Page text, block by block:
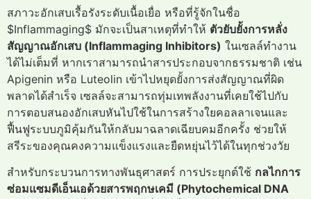
สภาวะอักเสบเรื้อรังระดับเนื้อเยื่อ หรือที่รู้จักในชื่อ
$Inflammaging$ มักจะเป็นสาเหตุที่ทำให้ ตัวยับยั้งการหลั่ง
สัญญาณอักเสบ (Inflammaging Inhibitors) ในเซลล์ทำงาน
ได้ไม่เต็มที่ หากเราสามารถนำสารประกอบจากธรรมชาติ เช่น
Apigenin หรือ Luteolin เข้าไปหยุดยั้งการส่งสัญญาณที่ผิด
พลาดได้สำเร็จ เซลล์จะสามารถทุ่มเทพลังงานที่เคยใช้ไปกับ
การตอบสนองอักเสบหันไปใช้ในการสร้างใยคอลลาเจนและ
ฟื้นฟูระบบภูมิคุ้มกันให้กลับมาฉลาดเฉียบคมอีกครั้ง ช่วยให้
สรีระของคุณคงความแข็งแรงและยืดหยุ่นไว้ได้ในทุกช่วงวัย
สำหรับกระบวนการทางพันธุศาสตร์ การประยุกต์ใช้ กลไกการ
ซ่อมแซมดีเอ็นเอด้วยสารพฤกษเคมี (Phytochemical DNA